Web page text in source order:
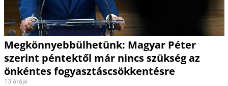
Megkönnyebbülhetünk: Magyar Péter
szerint péntektől már nincs szükség az
önkéntes fogyasztáscsökkentésre
13 órája